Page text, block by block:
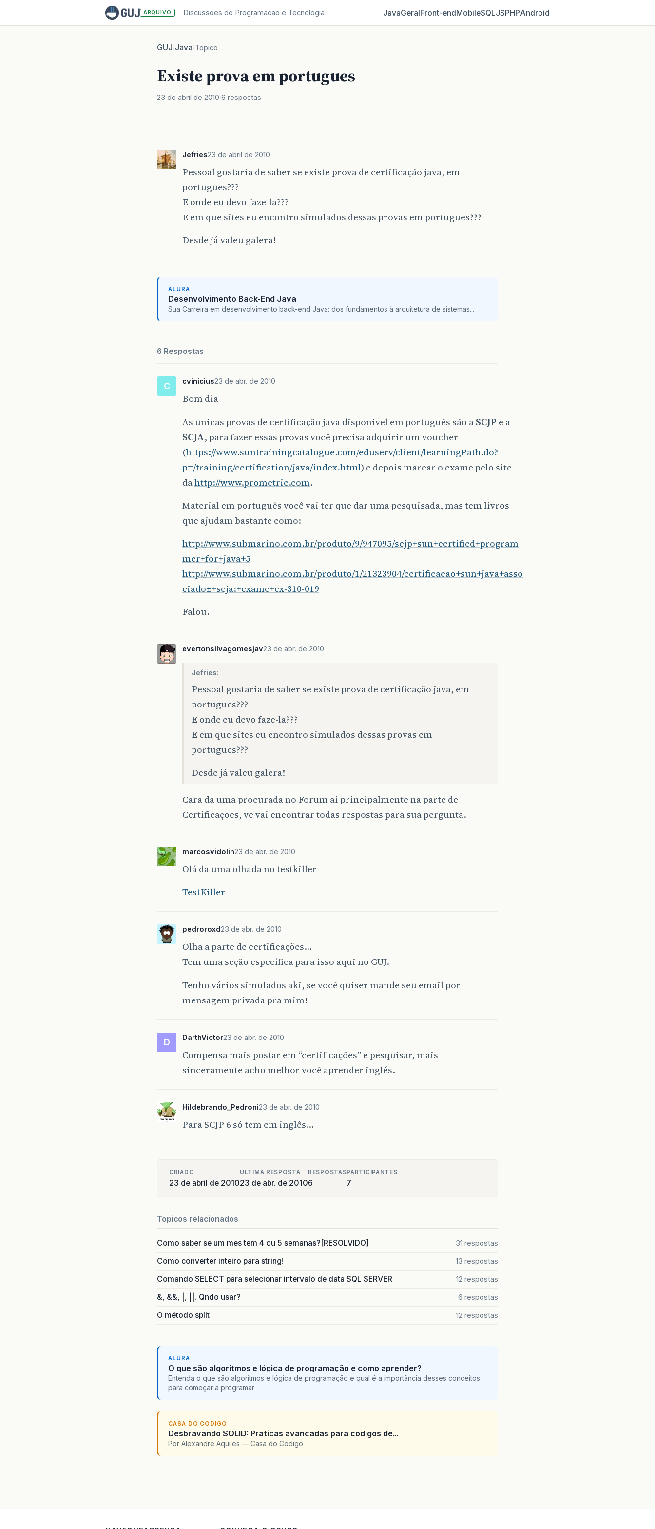
ARQUIVO Discussoes de Programacao e Tecnologia JavaGeralFront‑endMobileSQLJSPHPAndroid
GUJ/Java/Topico
Existe prova em portugues
23 de abril de 2010 6 respostas
Jefries23 de abril de 2010
Pessoal gostaria de saber se existe prova de certificação java, em
portugues???
E onde eu devo faze-la???
E em que sites eu encontro simulados dessas provas em portugues???
Desde já valeu galera!
ALURA
Desenvolvimento Back-End Java
Sua Carreira em desenvolvimento back-end Java: dos fundamentos à arquitetura de sistemas...
6 Respostas
C cvinicius23 de abr. de 2010
Bom dia
As unicas provas de certificação java disponivel em português são aSCJP e a
SCJA, para fazer essas provas você precisa adquirir um voucher
(https://www.suntrainingcatalogue.com/eduserv/client/learningPath.do?
p=/training/certification/java/index.html) e depois marcar o exame pelo site
dahttp://www.prometric.com.
Material em português você vai ter que dar uma pesquisada, mas tem livros
que ajudam bastante como:
http://www.submarino.com.br/produto/9/947095/scjp+sun+certified+program
mer+for+java+5
http://www.submarino.com.br/produto/1/21323904/certificacao+sun+java+asso
ciado±+scja:+exame+cx-310-019
Falou.
evertonsilvagomesjav23 de abr. de 2010
Jefries:
Pessoal gostaria de saber se existe prova de certificação java, em
portugues???
E onde eu devo faze-la???
E em que sites eu encontro simulados dessas provas em
portugues???
Desde já valeu galera!
Cara da uma procurada no Forum ai principalmente na parte de
Certificaçoes, vc vai encontrar todas respostas para sua pergunta.
marcosvidolin23 de abr. de 2010
Olá da uma olhada no testkiller
TestKiller
pedroroxd23 de abr. de 2010
Olha a parte de certificações…
Tem uma seção específica para isso aqui no GUJ.
Tenho vários simulados aki, se você quiser mande seu email por
mensagem privada pra mim!
D DarthVictor23 de abr. de 2010
Compensa mais postar em “certificações” e pesquisar, mais
sinceramente acho melhor você aprender inglés.
Hildebrando_Pedroni23 de abr. de 2010
Para SCJP 6 só tem em inglês…
CRIADO
23 de abril de 2010
ULTIMA RESPOSTA
23 de abr. de 2010
RESPOSTAS
6
PARTICIPANTES
7
Topicos relacionados
Como saber se um mes tem 4 ou 5 semanas?[RESOLVIDO] 31 respostas
Como converter inteiro para string! 13 respostas
Comando SELECT para selecionar intervalo de data SQL SERVER 12 respostas
&, &&, |, ||. Qndo usar? 6 respostas
O método split 12 respostas
ALURA
O que são algoritmos e lógica de programação e como aprender?
Entenda o que são algoritmos e lógica de programação e qual é a importância desses conceitos
para começar a programar
CASA DO CODIGO
Desbravando SOLID: Praticas avancadas para codigos de...
Por Alexandre Aquiles — Casa do Codigo